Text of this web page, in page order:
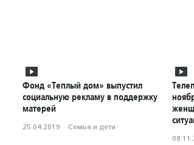
Фонд «Теплый дом» выпустил
социальную рекламу в поддержку
матерей
25.04.2019 · Семья и дети